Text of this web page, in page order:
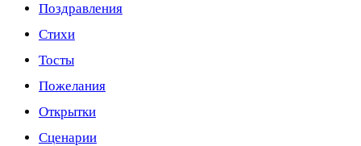
Поздравления
Стихи
Тосты
Пожелания
Открытки
Сценарии